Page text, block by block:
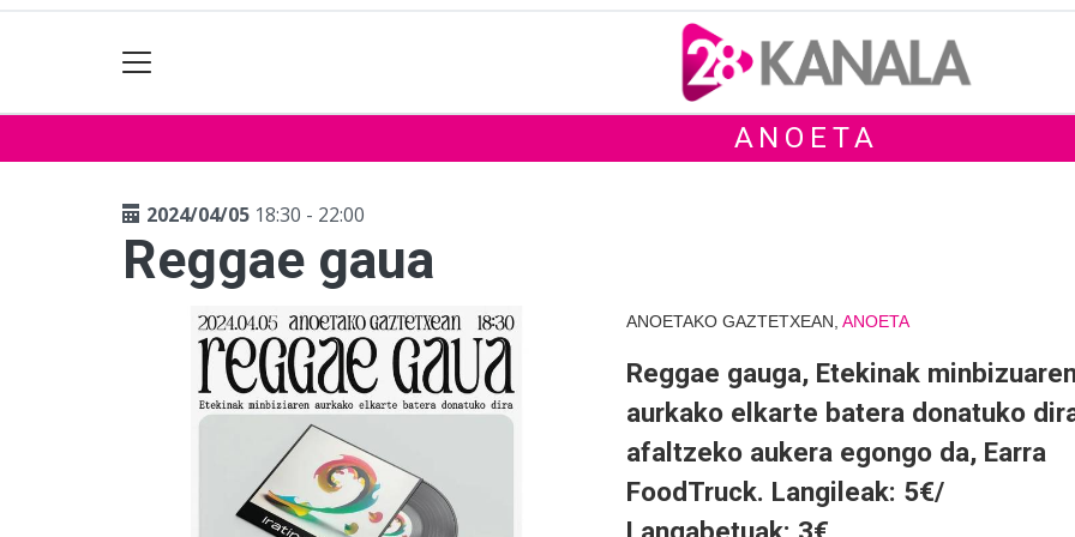
ANOETA
2024/04/05 18:30 - 22:00
Reggae gaua
ANOETAKO GAZTETXEAN, ANOETA
Reggae gauga, Etekinak
aurkako elkarte batera donatuko
afaltzeko aukera egongo da, Earra
FoodTruck. Langileak: 5€/